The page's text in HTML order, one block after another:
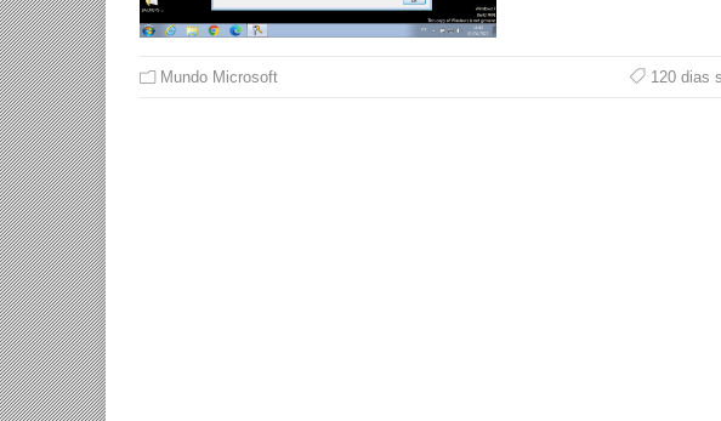
Mundo Microsoft 120 dias